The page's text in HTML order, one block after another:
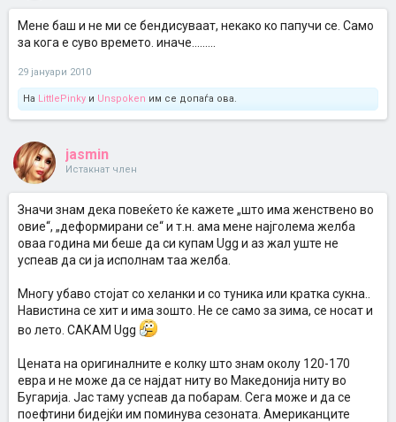
Мене баш и не ми се бендисуваат, некако ко папучи се. Само
за кога е суво времето. иначе.........
29 јануари 2010
На LittlePinky и Unspoken им се допаѓа ова.
jasmin
Истакнат член
Значи знам дека повеќето ќе кажете „што има женствено во
овие“, „деформирани се“ и т.н. ама мене најголема желба
оваа година ми беше да си купам Ugg и аз жал уште не
успеав да си ја исполнам таа желба.
Многу убаво стојат со хеланки и со туника или кратка сукна..
Навистина се хит и има зошто. Не се само за зима, се носат и
во лето. САКАМ Ugg
Цената на оригиналните е колку што знам околу 120-170
евра и не може да се најдат ниту во Македонија ниту во
Бугарија. Јас таму успеав да побарам. Сега може и да се
поефтини бидејќи им поминува сезоната. Американците